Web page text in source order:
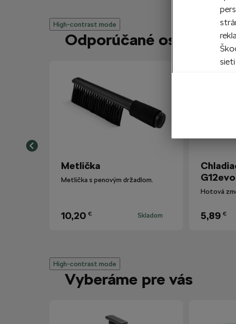
High-contrast mode
Odporúčané ostatnými
Metlička
Metlička s penovým držadlom.
10,20 € Skladom
G12evo
5,89 €
High-contrast mode
Vyberáme pre vás